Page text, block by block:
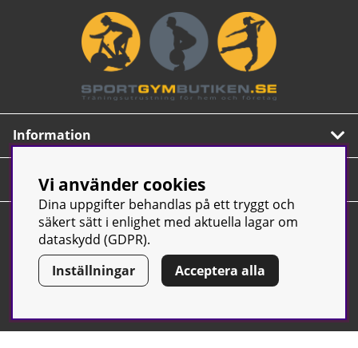
Information
Om oss
Nyhetsbrev
Prenumerera på vårt populära nyhetsbrev. Innehåller
tips, nyheter och våra allra bästa erbjudanden.
OK
Vi använder cookies
Dina uppgifter behandlas på ett tryggt och
säkert sätt i enlighet med aktuella lagar om
dataskydd (GDPR).
Inställningar
Acceptera alla